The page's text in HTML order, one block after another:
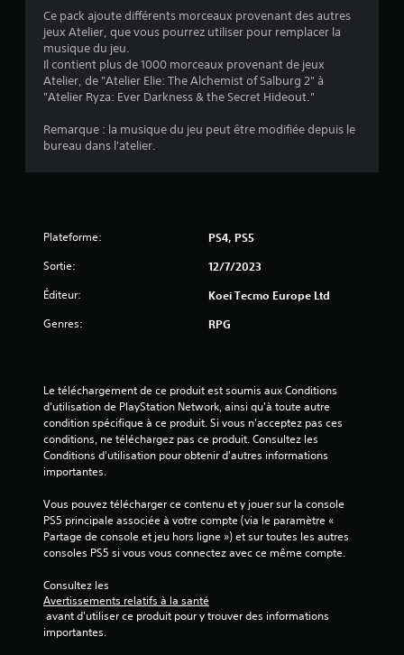
.
l
s
u
(
3
a
Ce pack ajoute différents morceaux provenant des autres
jeux Atelier, que vous pourrez utiliser pour remplacer la
musique du jeu.
Il contient plus de 1000 morceaux provenant de jeux
Atelier, de "Atelier Elie: The Alchemist of Salburg 2" à
"Atelier Ryza: Ever Darkness & the Secret Hideout."
Remarque : la musique du jeu peut être modifiée depuis le
bureau dans l'atelier.
Plateforme: PS4, PS5
Sortie: 12/7/2023
Éditeur: Koei Tecmo Europe Ltd
Genres: RPG
Le téléchargement de ce produit est soumis aux Conditions
d'utilisation de PlayStation Network, ainsi qu'à toute autre
condition spécifique à ce produit. Si vous n'acceptez pas ces
conditions, ne téléchargez pas ce produit. Consultez les
Conditions d'utilisation pour obtenir d'autres informations
importantes.
Vous pouvez télécharger ce contenu et y jouer sur la console
PS5 principale associée à votre compte (via le paramètre «
Partage de console et jeu hors ligne ») et sur toutes les autres
consoles PS5 si vous vous connectez avec ce même compte.
Consultez les
Avertissements relatifs à la santé
importantes.